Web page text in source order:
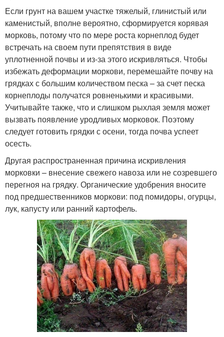
Если грунт на вашем участке тяжелый, глинистый или
каменистый, вполне вероятно, сформируется корявая
морковь, потому что по мере роста корнеплод будет
встречать на своем пути препятствия в виде
уплотненной почвы и из-за этого искривляться. Чтобы
избежать деформации моркови, перемешайте почву на
грядках с большим количеством песка – за счет песка
корнеплоды получатся ровненькими и красивыми.
Учитывайте также, что и слишком рыхлая земля может
вызвать появление уродливых морковок. Поэтому
следует готовить грядки с осени, тогда почва успеет
осесть.
Другая распространенная причина искривления
морковки – внесение свежего навоза или не созревшего
перегноя на грядку. Органические удобрения вносите
под предшественников моркови: под помидоры, огурцы,
лук, капусту или ранний картофель.